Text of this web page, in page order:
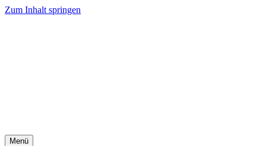
Zum Inhalt springen
Menü